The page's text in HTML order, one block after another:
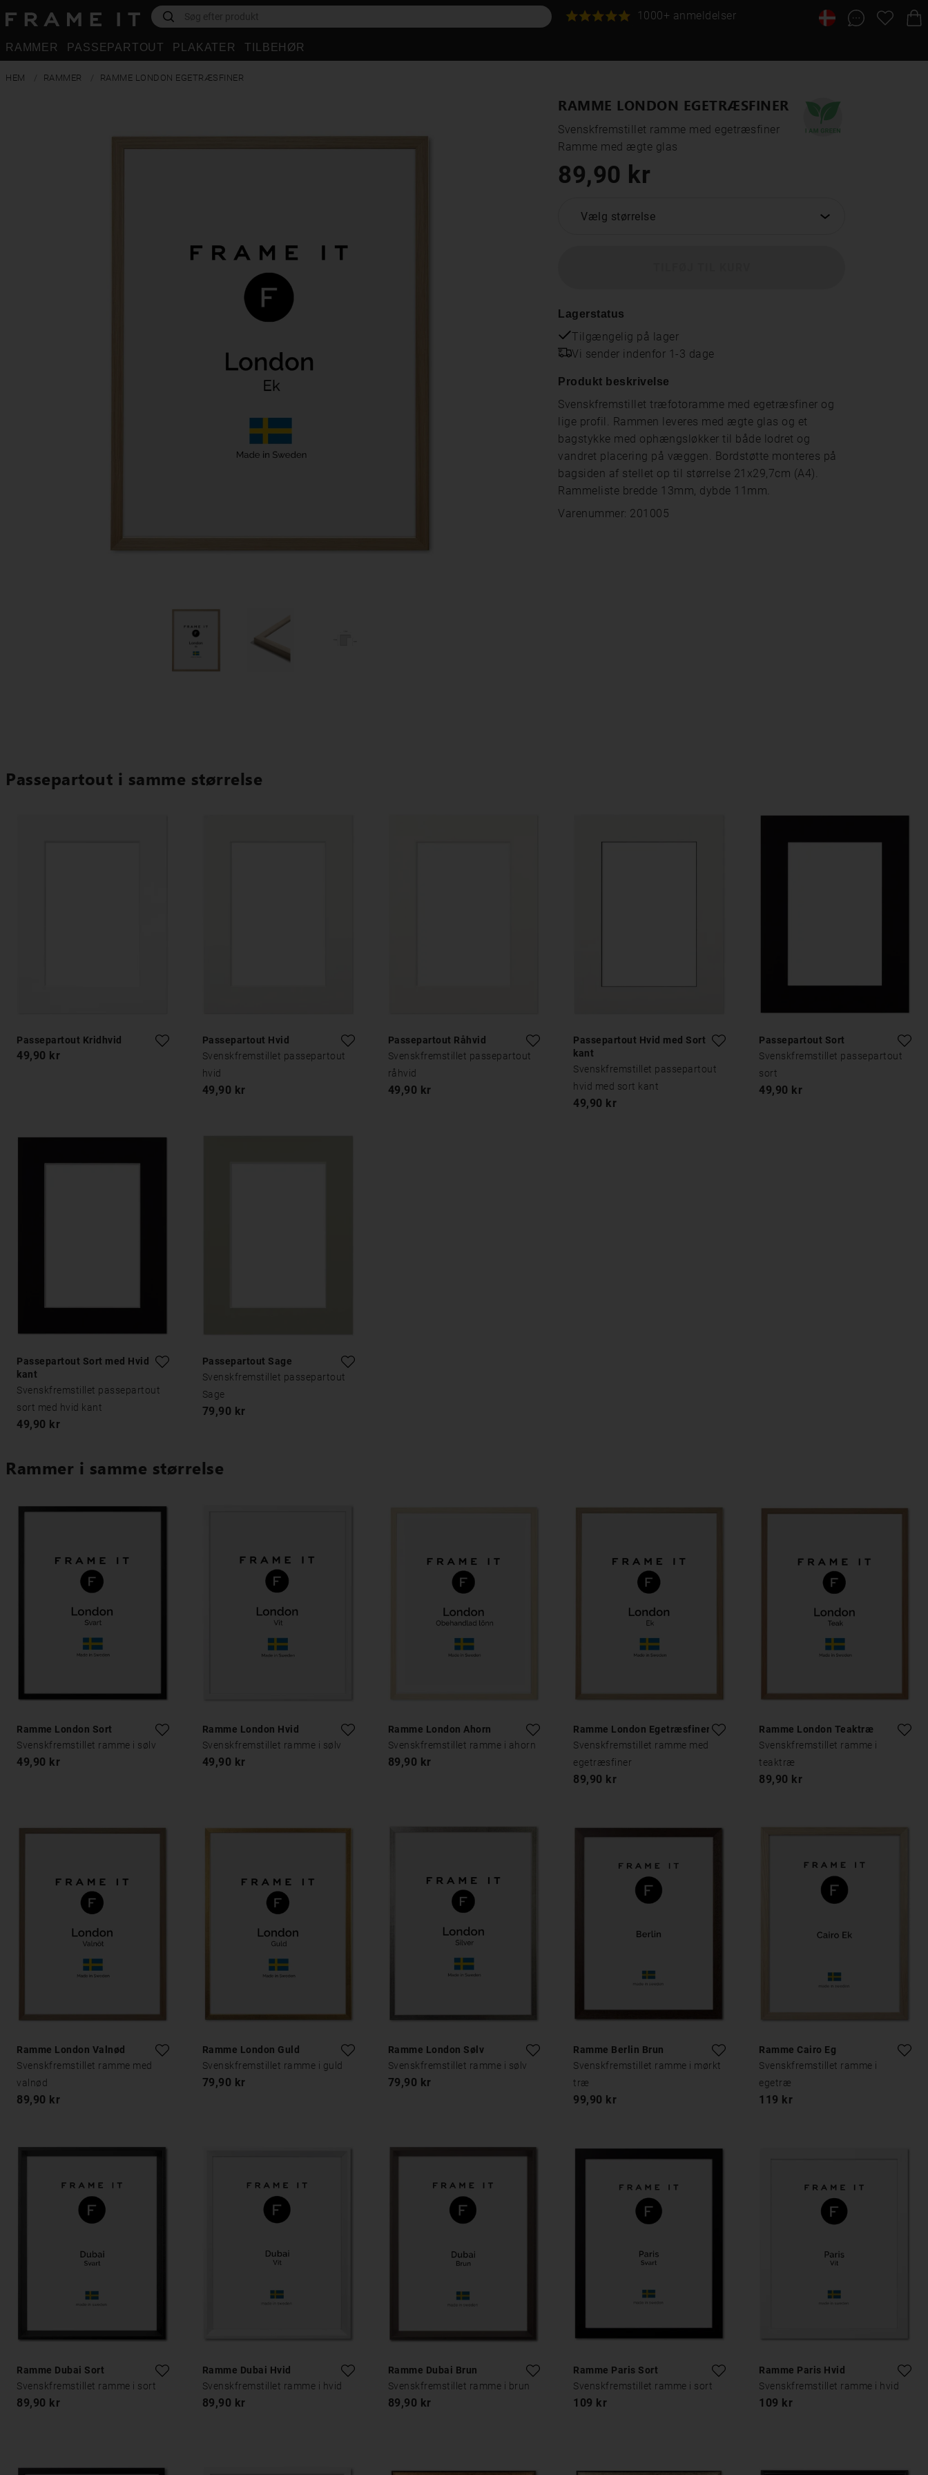
1000+ anmeldelser
RAMMER PASSEPARTOUT PLAKATER TILBEHØR
HEM RAMMER RAMME LONDON EGETRÆSFINER
RAMME LONDON EGETRÆSFINER
Svenskfremstillet ramme med egetræsfiner
Ramme med ægte glas
89,90 kr
Vælg størrelse
Lagerstatus
Tilgængelig på lager
Vi sender indenfor 1-3 dage
Produkt beskrivelse
Svenskfremstillet træfotoramme med egetræsfiner og
lige profil. Rammen leveres med ægte glas og et
bagstykke med ophængsløkker til både lodret og
vandret placering på væggen. Bordstøtte monteres på
bagsiden af ​​stellet op til størrelse 21x29,7cm (A4).
Rammeliste bredde 13mm, dybde 11mm.
Varenummer: 201005
Passepartout i samme størrelse
Passepartout Kridhvid
49,90 kr
Passepartout Hvid
Svenskfremstillet passepartout
hvid
49,90 kr
Passepartout Råhvid
Svenskfremstillet passepartout
råhvid
49,90 kr
Passepartout Hvid med Sort
kant
Svenskfremstillet passepartout
hvid med sort kant
49,90 kr
Passepartout Sort
Svenskfremstillet passepartout
sort
49,90 kr
Passepartout Sort med Hvid
kant
Svenskfremstillet passepartout
sort med hvid kant
49,90 kr
Passepartout Sage
Svenskfremstillet passepartout
Sage
79,90 kr
Rammer i samme størrelse
Ramme London Sort
Svenskfremstillet ramme i sølv
49,90 kr
Ramme London Hvid
Svenskfremstillet ramme i sølv
49,90 kr
Ramme London Ahorn
Svenskfremstillet ramme i ahorn
89,90 kr
Ramme London Egetræsfiner
Svenskfremstillet ramme med
egetræsfiner
89,90 kr
Ramme London Teaktræ
Svenskfremstillet ramme i
teaktræ
89,90 kr
Ramme London Valnød
Svenskfremstillet ramme med
valnød
89,90 kr
Ramme London Guld
Svenskfremstillet ramme i guld
79,90 kr
Ramme London Sølv
Svenskfremstillet ramme i sølv
79,90 kr
Ramme Berlin Brun
Svenskfremstillet ramme i mørkt
træ
99,90 kr
Ramme Cairo Eg
Svenskfremstillet ramme i
egetræ
119 kr
Ramme Dubai Sort
Svenskfremstillet ramme i sort
89,90 kr
Ramme Dubai Hvid
Svenskfremstillet ramme i hvid
89,90 kr
Ramme Dubai Brun
Svenskfremstillet ramme i brun
89,90 kr
Ramme Paris Sort
Svenskfremstillet ramme i sort
109 kr
Ramme Paris Hvid
Svenskfremstillet ramme i hvid
109 kr